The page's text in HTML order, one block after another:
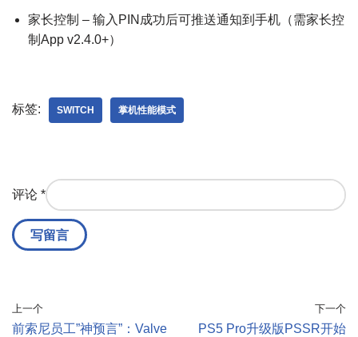
家长控制 – 输入PIN成功后可推送通知到手机（需家长控
制App v2.4.0+）
标签: SWITCH 掌机性能模式
评论 *
上一个
前索尼员工”神预言”：Valve
下一个
PS5 Pro升级版PSSR开始